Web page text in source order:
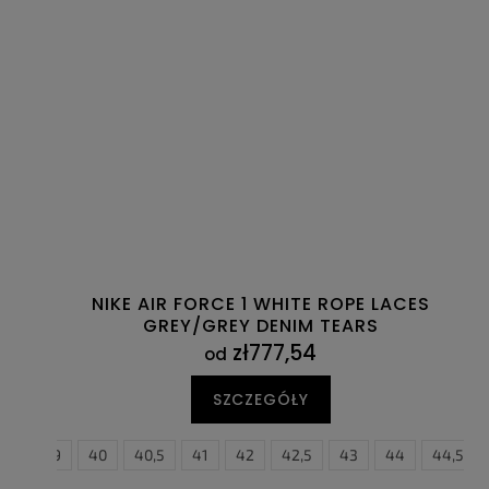
NIKE AIR FORCE 1 WHITE ROPE LACES
GREY/GREY DENIM TEARS
od zł777,54
SZCZEGÓŁY
39 40 40,5 41 42 42,5 43 44 44,5
38,5 39 40